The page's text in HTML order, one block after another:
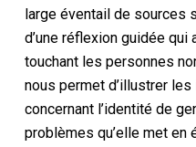
large éventail de sources
d’une réflexion guidée
touchant les personnes
nous permet d’illustrer
concernant l’identité de
problèmes qu’elle met en